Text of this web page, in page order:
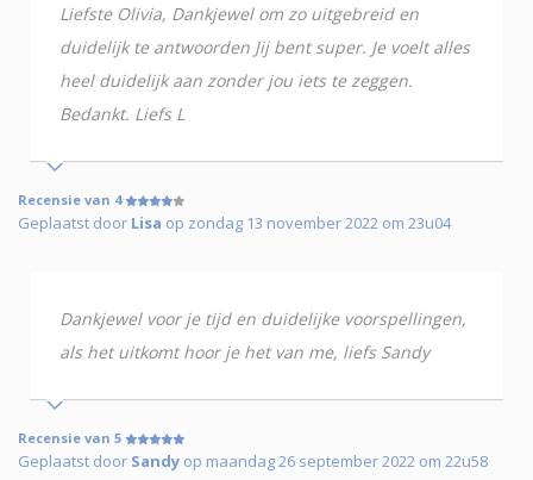
Liefste Olivia, Dankjewel om zo uitgebreid en
duidelijk te antwoorden Jij bent super. Je voelt alles
heel duidelijk aan zonder jou iets te zeggen.
Bedankt. Liefs L
Recensie van 4
Geplaatst door Lisa op zondag 13 november 2022 om 23u04
Dankjewel voor je tijd en duidelijke voorspellingen,
als het uitkomt hoor je het van me, liefs Sandy
Recensie van 5
Geplaatst door Sandy op maandag 26 september 2022 om 22u58